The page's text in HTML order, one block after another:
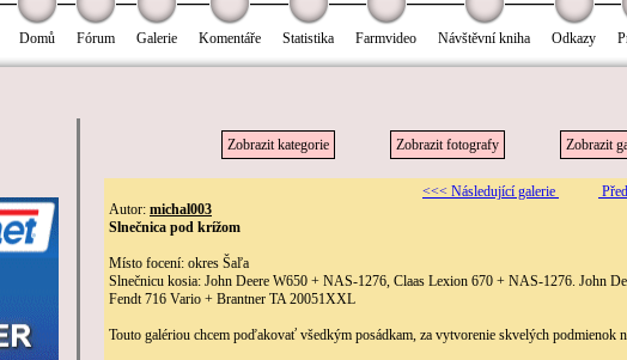
Domů Fórum Galerie Komentáře Statistika Farmvideo Návštěvní kniha Odkazy
Zobrazit kategorie Zobrazit fotografy Zobrazit
<<< Následující galerie
Autor: michal003
Slnečnica pod krížom
Místo focení: okres Šaľa
Slnečnicu kosia: John Deere W650 + NAS-1276, Claas Lexion 670 + NAS-1276. John
Fendt 716 Vario + Brantner TA 20051XXL
Touto galériou chcem poďakovať všedkým posádkam, za vytvorenie skvelých podmienok